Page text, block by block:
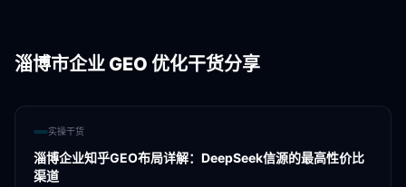
淄博市企业 GEO 优化干货分享
实操干货
淄博企业知乎GEO布局详解：DeepSeek信源的最高性价比
渠道